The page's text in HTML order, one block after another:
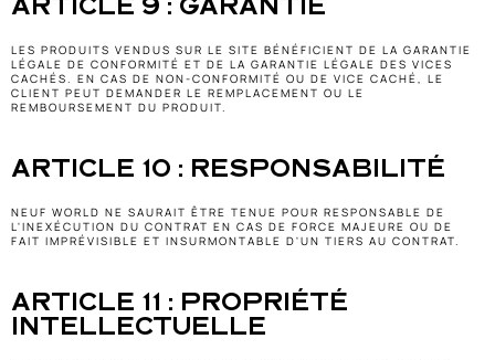
ARTICLE 9 : GARANTIE
LES PRODUITS VENDUS SUR LE SITE BÉNÉFICIENT DE LA GARANTIE
LÉGALE DE CONFORMITÉ ET DE LA GARANTIE LÉGALE DES VICES
CACHÉS. EN CAS DE NON-CONFORMITÉ OU DE VICE CACHÉ, LE
CLIENT PEUT DEMANDER LE REMPLACEMENT OU LE
REMBOURSEMENT DU PRODUIT.
ARTICLE 10 : RESPONSABILITÉ
NEUF WORLD NE SAURAIT ÊTRE TENUE POUR RESPONSABLE DE
L'INEXÉCUTION DU CONTRAT EN CAS DE FORCE MAJEURE OU DE
FAIT IMPRÉVISIBLE ET INSURMONTABLE D'UN TIERS AU CONTRAT.
ARTICLE 11 : PROPRIÉTÉ
INTELLECTUELLE